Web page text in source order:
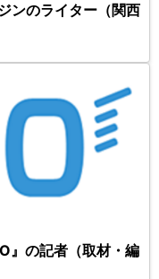
ンのライター（関西
』の記者（取材・編